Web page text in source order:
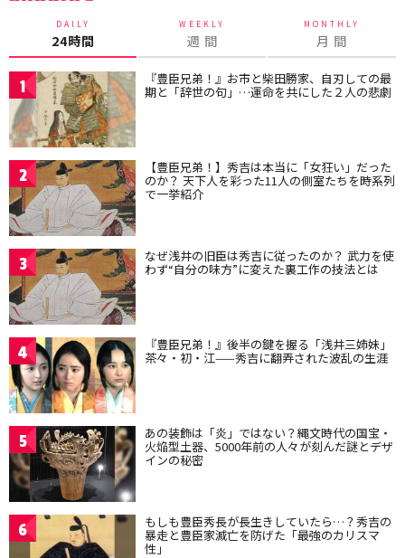
DAILY
24時間
WEEKLY
週 間
MONTHLY
月 間
1 『豊臣兄弟！』お市と柴田勝家、自刃しての最
期と「辞世の句」…運命を共にした２人の悲劇
2 【豊臣兄弟！】秀吉は本当に「女狂い」だった
のか？ 天下人を彩った11人の側室たちを時系列
で一挙紹介
3 なぜ浅井の旧臣は秀吉に従ったのか？ 武力を使
わず“自分の味方”に変えた裏工作の技法とは
4 『豊臣兄弟！』後半の鍵を握る「浅井三姉妹」
茶々・初・江——秀吉に翻弄された波乱の生涯
5 あの装飾は「炎」ではない？縄文時代の国宝・
火焔型土器、5000年前の人々が刻んだ謎とデザ
インの秘密
6 もしも豊臣秀長が長生きしていたら…？秀吉の
暴走と豊臣家滅亡を防げた「最強のカリスマ
性」